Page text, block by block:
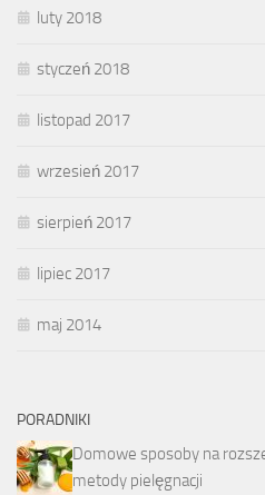
luty 2018
styczeń 2018
listopad 2017
wrzesień 2017
sierpień 2017
lipiec 2017
maj 2014
PORADNIKI
Domowe sposoby na
metody pielęgnacji